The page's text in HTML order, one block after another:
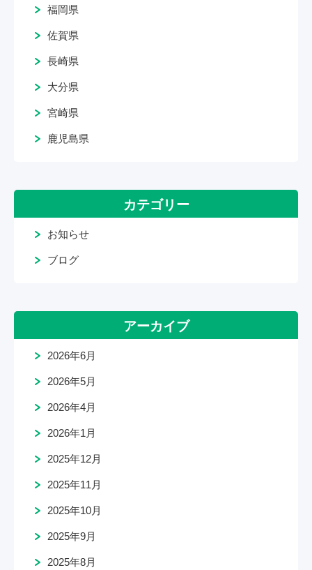
福岡県
佐賀県
長崎県
大分県
宮崎県
鹿児島県
カテゴリー
お知らせ
ブログ
アーカイブ
2026年6月
2026年5月
2026年4月
2026年1月
2025年12月
2025年11月
2025年10月
2025年9月
2025年8月